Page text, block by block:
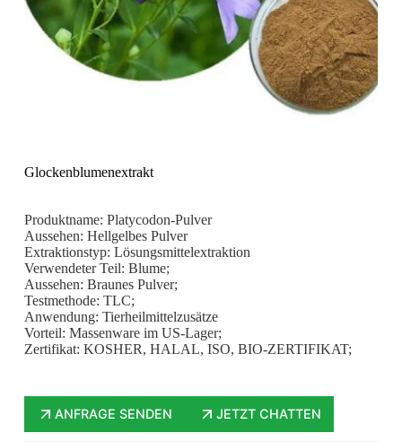
Glockenblumenextrakt
Produktname: Platycodon-Pulver
Aussehen: Hellgelbes Pulver
Extraktionstyp: Lösungsmittelextraktion
Verwendeter Teil: Blume;
Aussehen: Braunes Pulver;
Testmethode: TLC;
Anwendung: Tierheilmittelzusätze
Vorteil: Massenware im US-Lager;
Zertifikat: KOSHER, HALAL, ISO, BIO-ZERTIFIKAT;
ANFRAGE SENDEN JETZT CHATTEN